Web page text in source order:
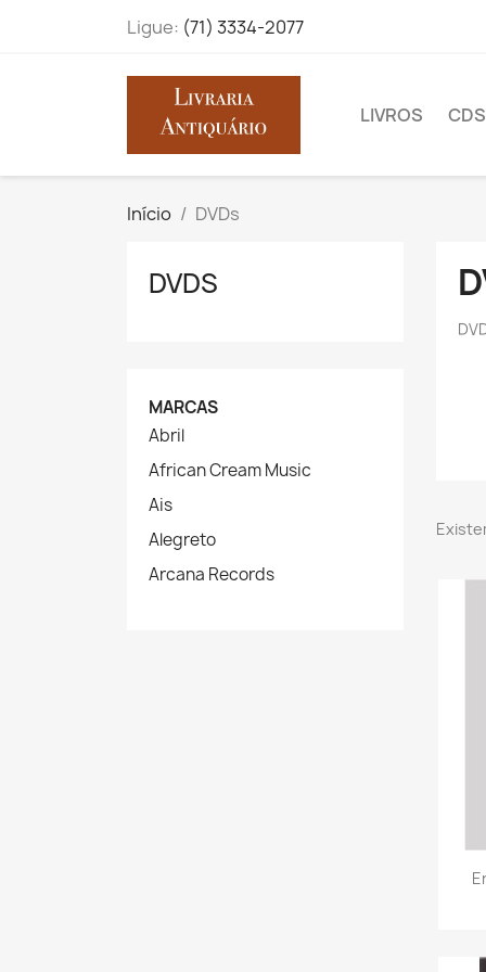
Ligue: (71) 3334-2077
LIVROS CDS
Início DVDs
DVDS
MARCAS
Abril
African Cream Music
Ais
Alegreto
Arcana Records